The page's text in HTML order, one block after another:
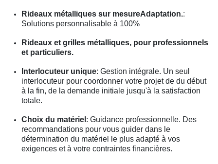
Rideaux métalliques sur mesureAdaptation.:
Solutions personnalisable à 100%
Rideaux et grilles métalliques, pour professionnels
et particuliers.
Interlocuteur unique: Gestion intégrale. Un seul
interlocuteur pour coordonner votre projet de du début
à la fin, de la demande initiale jusqu'à la satisfaction
totale.
Choix du matériel : Guidance professionnelle. Des
recommandations pour vous guider dans le
détermination du matériel le plus adapté à vos
exigences et à votre contraintes financières.